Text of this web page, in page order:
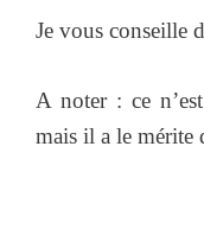
Je vous conseille
A noter : ce
mais il a le mérite